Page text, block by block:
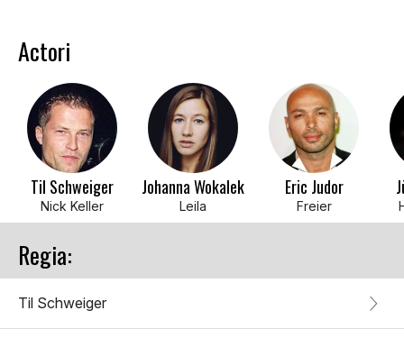
Actori
Til Schweiger
Nick Keller
Johanna Wokalek
Leila
Eric Judor
Freier
Regia:
Til Schweiger